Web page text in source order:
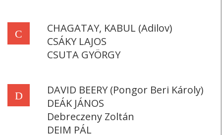
C
CHAGATAY, KABUL (Adilov)
CSÁKY LAJOS
CSUTA GYÖRGY
D
DAVID BEERY (Pongor Beri Károly)
DEÁK JÁNOS
Debreczeny Zoltán
DEIM PÁL